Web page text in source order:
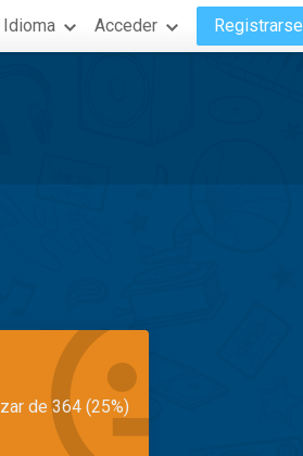
Idioma Acceder Registrarse
de 364 (25%)